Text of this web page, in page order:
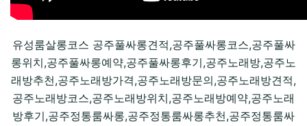
유성룸살롱코스 공주풀싸롱견적,공주풀싸롱코스,공주풀싸
롱위치,공주풀싸롱예약,공주풀싸롱후기,공주노래방,공주노
래방추천,공주노래방가격,공주노래방문의,공주노래방견적,
공주노래방코스,공주노래방위치,공주노래방예약,공주노래
방후기,공주정통룸싸롱,공주정통룸싸롱추천,공주정통룸싸